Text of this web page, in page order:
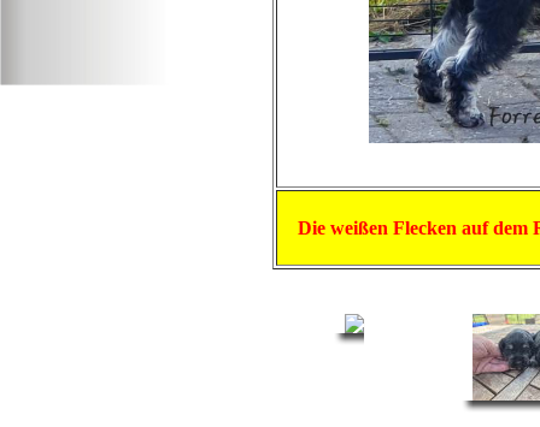
Die weißen Flecken auf